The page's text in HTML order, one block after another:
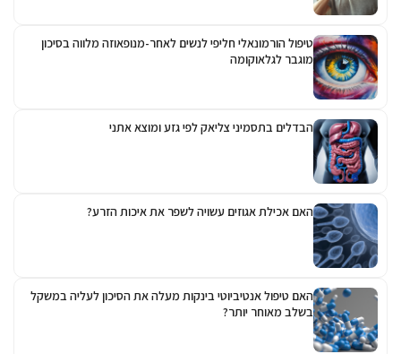
טיפול הורמונאלי חליפי לנשים לאחר-מנופאוזה מלווה בסיכון
מוגבר לגלאוקומה
הבדלים בתסמיני צליאק לפי גזע ומוצא אתני
האם אכילת אגוזים עשויה לשפר את איכות הזרע?
האם טיפול אנטיביוטי בינקות מעלה את הסיכון לעליה במשקל
בשלב מאוחר יותר?